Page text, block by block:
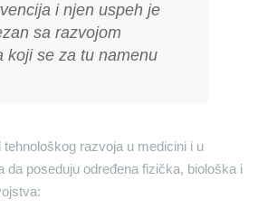
i njen uspeh je
sa razvojom
koji se za tu namenu
razvoja u medicini i u
da poseduju određena fizička, biološka i